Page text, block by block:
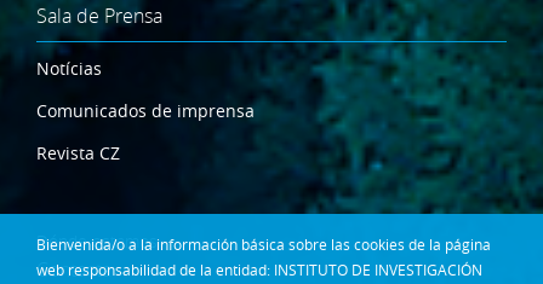
Bienvenida/o a la información básica sobre las cookies de la página
web responsabilidad de la entidad: INSTITUTO DE INVESTIGACIÓN
Sala de Prensa
Notícias
Comunicados de imprensa
Revista CZ
Dónde estamos
Contacta